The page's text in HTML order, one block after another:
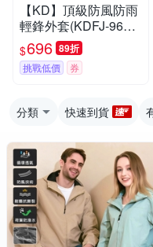
【KD】頂級防風防雨
輕鋒外套(KDFJ-960/
防潑水/防風/耐磨/透
氣)
$696 89折
挑戰低價 券
分類 快速到貨